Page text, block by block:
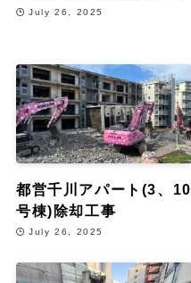
July 26, 2025
都営千川アパート(3、10
号棟)除却工事
July 26, 2025